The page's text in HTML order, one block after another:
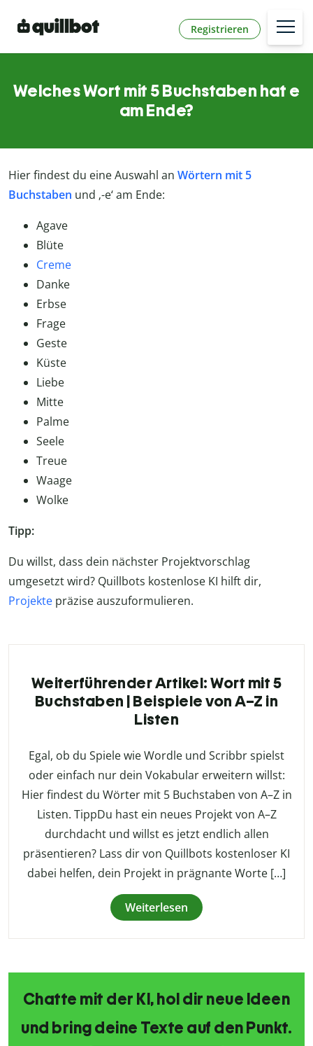
Registrieren
Welches Wort mit 5 Buchstaben hat e
am Ende?
Hier findest du eine Auswahl an Wörtern mit 5
Buchstaben und ‚-e‘ am Ende:
Agave
Blüte
Creme
Danke
Erbse
Frage
Geste
Küste
Liebe
Mitte
Palme
Seele
Treue
Waage
Wolke
Tipp:
Du willst, dass dein nächster Projektvorschlag
umgesetzt wird? Quillbots kostenlose KI hilft dir,
Projekte präzise auszuformulieren.
Weiterführender Artikel: Wort mit 5
Buchstaben | Beispiele von A–Z in
Listen
Egal, ob du Spiele wie Wordle und Scribbr spielst
oder einfach nur dein Vokabular erweitern willst:
Hier findest du Wörter mit 5 Buchstaben von A–Z in
Listen. TippDu hast ein neues Projekt von A–Z
durchdacht und willst es jetzt endlich allen
präsentieren? Lass dir von Quillbots kostenloser KI
dabei helfen, dein Projekt in prägnante Worte […]
Weiterlesen
Chatte mit der KI, hol dir neue Ideen
und bring deine Texte auf den Punkt.